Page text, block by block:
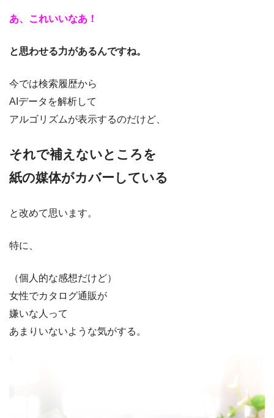
あ、これいいなあ！
と思わせる力があるんですね。
今では検索履歴から
AIデータを解析して
アルゴリズムが表示するのだけど、
それで補えないところを
紙の媒体がカバーしている
と改めて思います。
特に、
（個人的な感想だけど）
女性でカタログ通販が
嫌いな人って
あまりいないような気がする。